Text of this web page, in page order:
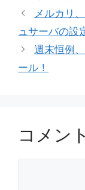
リ
ー
グ
メルカリ
ュサーバの設
週末恒例
ール！
コメン